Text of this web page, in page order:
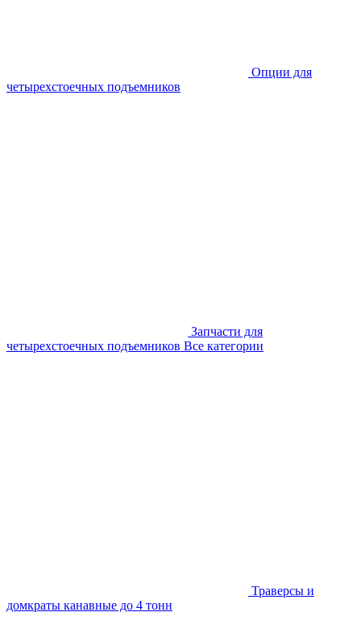
Опции для
четырехстоечных подъемников
Запчасти для
четырехстоечных подъемников Все категории
Траверсы и
домкраты канавные до 4 тонн